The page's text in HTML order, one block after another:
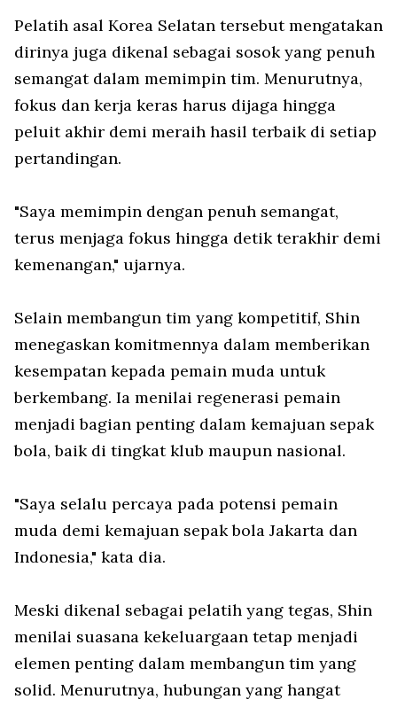
Pelatih asal Korea Selatan tersebut mengatakan
dirinya juga dikenal sebagai sosok yang penuh
semangat dalam memimpin tim. Menurutnya,
fokus dan kerja keras harus dijaga hingga
peluit akhir demi meraih hasil terbaik di setiap
pertandingan.
"Saya memimpin dengan penuh semangat,
terus menjaga fokus hingga detik terakhir demi
kemenangan," ujarnya.
Selain membangun tim yang kompetitif, Shin
menegaskan komitmennya dalam memberikan
kesempatan kepada pemain muda untuk
berkembang. Ia menilai regenerasi pemain
menjadi bagian penting dalam kemajuan sepak
bola, baik di tingkat klub maupun nasional.
"Saya selalu percaya pada potensi pemain
muda demi kemajuan sepak bola Jakarta dan
Indonesia," kata dia.
Meski dikenal sebagai pelatih yang tegas, Shin
menilai suasana kekeluargaan tetap menjadi
elemen penting dalam membangun tim yang
solid. Menurutnya, hubungan yang hangat